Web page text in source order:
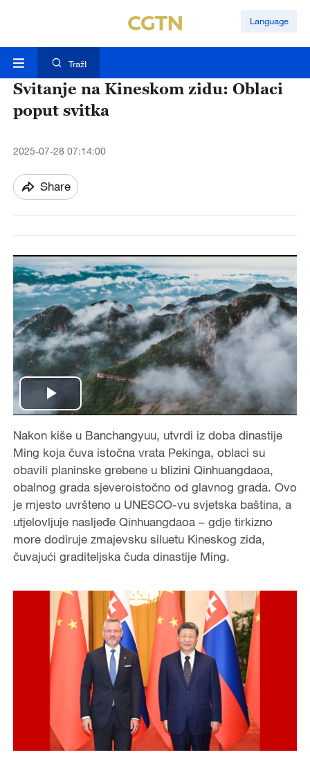
Language
TražI
Svitanje na Kineskom zidu: Oblaci
poput svitka
2025-07-28 07:14:00
Share
P
l
a
y
V
i
d
e
o
Nakon kiše u Banchangyuu, utvrdi iz doba dinastije
Ming koja čuva istočna vrata Pekinga, oblaci su
obavili planinske grebene u blizini Qinhuangdaoa,
obalnog grada sjeveroistočno od glavnog grada. Ovo
je mjesto uvršteno u UNESCO-vu svjetska baština, a
utjelovljuje nasljeđe Qinhuangdaoa – gdje tirkizno
more dodiruje zmajevsku siluetu Kineskog zida,
čuvajući graditeljska čuda dinastije Ming.